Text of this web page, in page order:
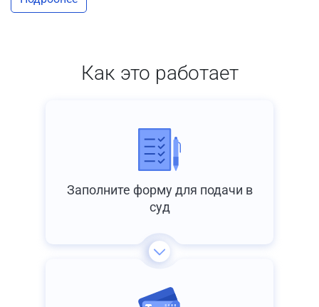
Как это работает
Заполните форму для подачи в
суд